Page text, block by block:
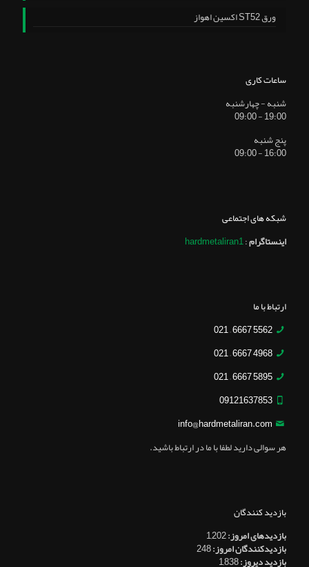
ورق ST52 اکسین اهواز
ساعات کاری
شنبه - چهارشنبه
19:00 - 09:00
پنج شنبه
16:00 - 09:00
شبکه های اجتماعی
اینستاگرام:
hardmetaliran1
ارتباط با ما
5562 6667 – 021
4968 6667 – 021
5895 6667 – 021
09121637853
info@hardmetaliran.com
هر سوالی دارید لطفا با ما در ارتباط باشید.
بازدید کنندگان
بازدیدهای امروز:1,202
بازدیدکنندگان امروز:248
بازدید دیروز:1,838